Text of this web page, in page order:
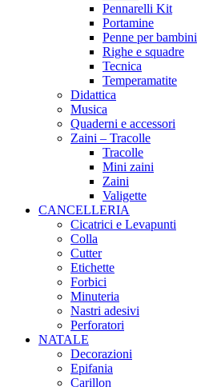
Pennarelli Kit
Portamine
Penne per bambini
Righe e squadre
Tecnica
Temperamatite
Didattica
Musica
Quaderni e accessori
Zaini – Tracolle
Tracolle
Mini zaini
Zaini
Valigette
CANCELLERIA
Cicatrici e Levapunti
Colla
Cutter
Etichette
Forbici
Minuteria
Nastri adesivi
Perforatori
NATALE
Decorazioni
Epifania
Carillon